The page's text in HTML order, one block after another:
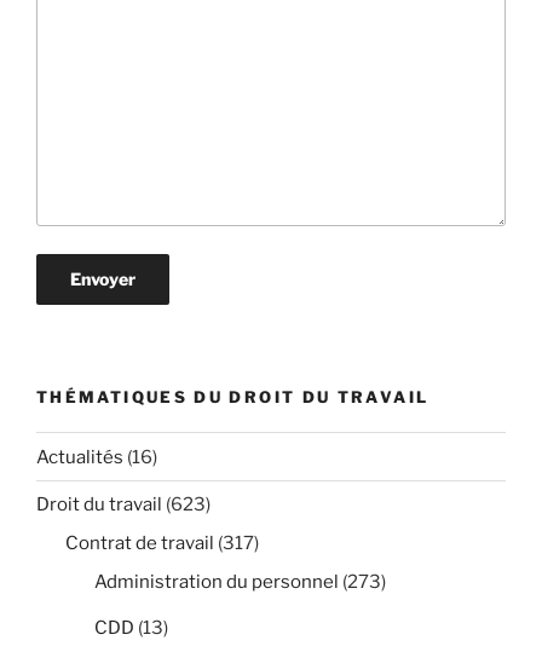
THÉMATIQUES DU DROIT DU TRAVAIL
Actualités (16)
Droit du travail (623)
Contrat de travail (317)
Administration du personnel (273)
CDD (13)